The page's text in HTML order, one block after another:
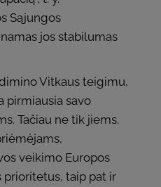
Sąjungos
jos stabilumas
Vitkaus teigimu,
pirmiausia savo
Tačiau ne tik jiems.
veikimo Europos
taip pat ir